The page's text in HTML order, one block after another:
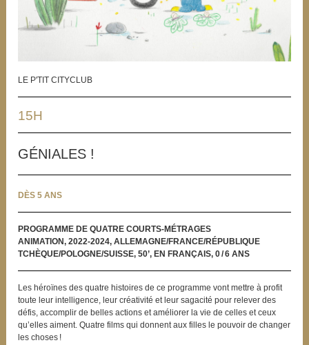
LE P'TIT CITYCLUB
15H
GÉNIALES !
DÈS 5 ANS
PROGRAMME DE QUATRE COURTS-MÉTRAGES
ANIMATION, 2022-2024, ALLEMAGNE/FRANCE/RÉPUBLIQUE
TCHÈQUE/POLOGNE/SUISSE, 50’, EN FRANÇAIS, 0 / 6 ANS
Les héroïnes des quatre histoires de ce programme vont mettre à profit
toute leur intelligence, leur créativité et leur sagacité pour relever des
défis, accomplir de belles actions et améliorer la vie de celles et ceux
qu’elles aiment. Quatre films qui donnent aux filles le pouvoir de changer
les choses !